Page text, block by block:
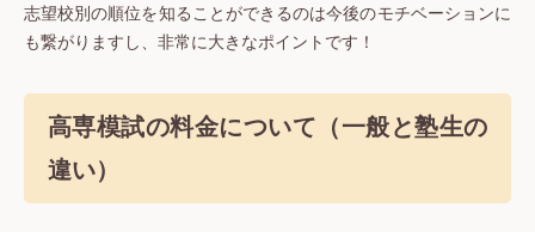
志望校別の順位を知ることができるのは今後のモチベーションに
も繋がりますし、非常に大きなポイントです！
高専模試の料金について（一般と塾生の
違い）